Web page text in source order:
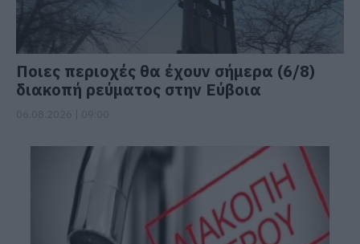
Ποιες περιοχές θα έχουν σήμερα (6/8)
διακοπή ρεύματος στην Εύβοια